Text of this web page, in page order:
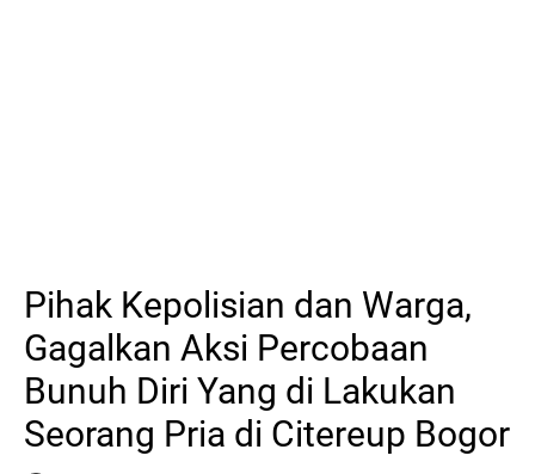
Pihak Kepolisian dan Warga,
Gagalkan Aksi Percobaan
Bunuh Diri Yang di Lakukan
Seorang Pria di Citereup Bogor